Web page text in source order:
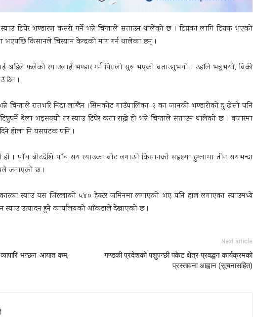
टिपेर भण्डारण कसरी गर्ने भन्ने चिन्ताले सताउन थालेको छ । टिप्नका लागि ठिक्क भएको
भएपछि किसानले चिस्यान केन्द्रको माग गर्न थालेका छन् ।
अहिले फलेको स्याउलाई भण्डार गर्न पिरालो सुरु भएको बताउनुभयो । उहाँले भन्नुभयो, बिक्री
छैन ।
चिन्ताले रातभरि निद्रा लाग्दैन ।सिमकोट गाउँपालिका–२ का जानकी भण्डारीको दुःखेसो पनि
बेला भइसक्यो तर स्याउ टिपेर कता राख्ने हो भन्ने चिन्ताले सताउन थालेको छ । बजारमा
होला नि यसपटक पनि ।
। पाँच बोटदेखि पाँच सय स्याउका बोट लगाउने किसानको सङ्ख्या हुम्लामा तीन सयभन्दा
जनाएको छ ।
स्याउ यस जिल्लाको ५४० हेक्टर जमिनमा लगाएको भए पनि हाल लगाएका स्याउमध्ये
स्याउ उत्पादन हुने कार्यालयको आँकडाले देखाएको छ ।
भन्छन आयात कम,
Next article
गण्डकी प्रदेशको पशुपन्छी पकेट क्षेत्र प्रवद्धन कार्यक्रमको
प्रस्तावना आह्वान (सूचनासहित)